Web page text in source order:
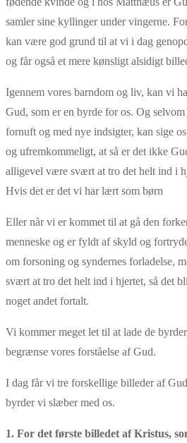
samler sine kyllinger under vingerne.
kan være god grund til at vi i dag
og får også et mere kønsligt alsidigt
Igennem vores barndom og liv, kan vi
Gud, som er en byrde for os. Og
fornuft og med nye indsigter, kan sige
og ufremkommeligt, at så er det ikke
alligevel være svært at tro det helt ind i
Hvis det er det vi har lært som børn
Eller når vi er kommet til at gå den
menneske og er fyldt af skyld og
om forsoning og syndernes forladelse,
svært at tro det helt ind i hjertet, så det
noget andet fortalt.
Vi kommer meget let til at lade de
begrænse vores forståelse af Gud.
I dag får vi tre forskellige billeder af
byrder vi slæber med os.
1. For det første billedet af Kristus,